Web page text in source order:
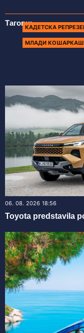
Тагови:КАДЕТСКА
МЛАДИ
06. 08. 2026 18:56
Toyota predstavila